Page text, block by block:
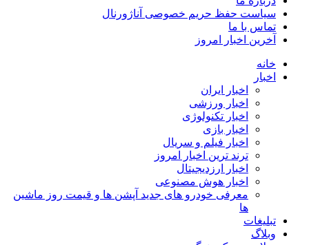
سیاست حفظ حریم خصوصی آناژورنال
تماس با ما
آخرین اخبار امروز
خانه
اخبار
اخبار ایران
اخبار ورزشی
اخبار تکنولوژی
اخبار بازی
اخبار فیلم و سریال
ترند ترین اخبار امروز
اخبار ارزدیجیتال
اخبار هوش مصنوعی
معرفی خودرو های جدید آپشن‌ ها و قیمت روز ماشین‌
ها
تبلیغات
وبلاگ